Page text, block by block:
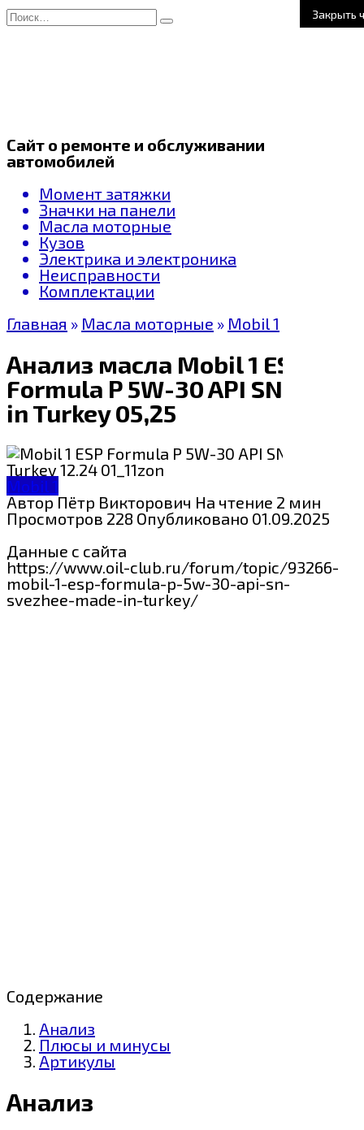
Закрыть
Перейти
к
Search
for:
Сайт о ремонте и обслуживании
автомобилей
Момент затяжки
Значки на панели
Масла моторные
Кузов
Электрика и электроника
Неисправности
Комплектации
Главная » Масла моторные » Mobil 1
Анализ масла Mobil 1 ESP
Formula P 5W-30 API SN made
in Turkey 05,25
Mobil 1
АвторПётр Викторович На чтение 2 мин
Просмотров 228 Опубликовано 01.09.2025
Данные с сайта
https://www.oil-club.ru/forum/topic/93266-
mobil-1-esp-formula-p-5w-30-api-sn-
svezhee-made-in-turkey/
Содержание
Анализ
Плюсы и минусы
Артикулы
Анализ